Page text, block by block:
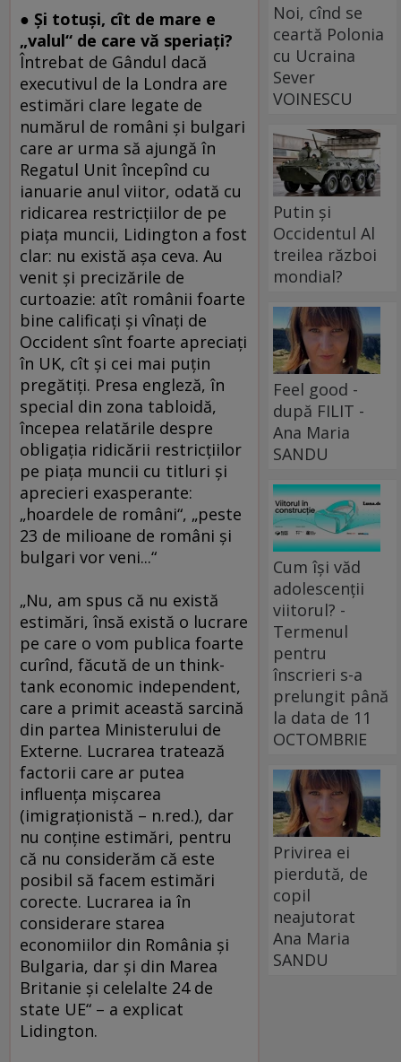
● Şi totuşi, cît de mare e
„valul“ de care vă speriaţi?
Întrebat de Gândul dacă
executivul de la Londra are
estimări clare legate de
numărul de români şi bulgari
care ar urma să ajungă în
Regatul Unit începînd cu
ianuarie anul viitor, odată cu
ridicarea restricţiilor de pe
piaţa muncii, Lidington a fost
clar: nu există aşa ceva. Au
venit şi precizările de
curtoazie: atît românii foarte
bine calificaţi şi vînaţi de
Occident sînt foarte apreciaţi
în UK, cît şi cei mai puţin
pregătiţi. Presa engleză, în
special din zona tabloidă,
începea relatările despre
obligaţia ridicării restricţiilor
pe piaţa muncii cu titluri şi
aprecieri exasperante:
„hoardele de români“, „peste
23 de milioane de români şi
bulgari vor veni...“
„Nu, am spus că nu există
estimări, însă există o lucrare
pe care o vom publica foarte
curînd, făcută de un think-
tank economic independent,
care a primit această sarcină
din partea Ministerului de
Externe. Lucrarea tratează
factorii care ar putea
influenţa mişcarea
(imigraţionistă – n.red.), dar
nu conţine estimări, pentru
că nu considerăm că este
posibil să facem estimări
corecte. Lucrarea ia în
considerare starea
economiilor din România şi
Bulgaria, dar şi din Marea
Britanie şi celelalte 24 de
state UE“ – a explicat
Lidington.
Noi, cînd se
ceartă Polonia
cu Ucraina
Sever
VOINESCU
Putin și
Occidentul Al
treilea război
mondial?
Feel good -
după FILIT -
Ana Maria
SANDU
Cum își văd
adolescenții
viitorul? -
Termenul
pentru
înscrieri s-a
prelungit până
la data de 11
OCTOMBRIE
Privirea ei
pierdută, de
copil
neajutorat
Ana Maria
SANDU